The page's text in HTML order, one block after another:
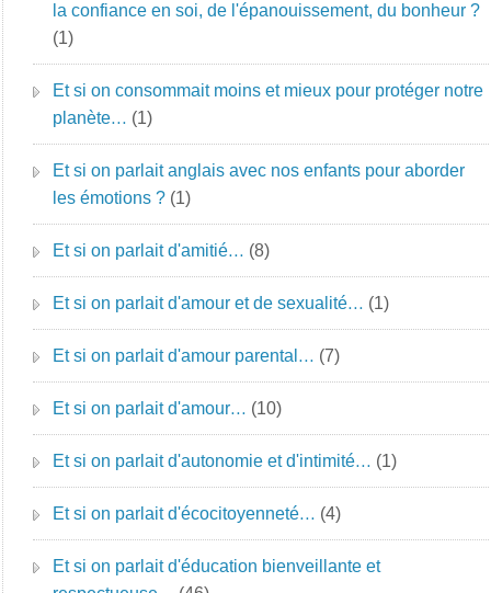
la confiance en soi, de l'épanouissement, du bonheur ?
(1)
Et si on consommait moins et mieux pour protéger notre
planète… (1)
Et si on parlait anglais avec nos enfants pour aborder
les émotions ? (1)
Et si on parlait d'amitié… (8)
Et si on parlait d'amour et de sexualité… (1)
Et si on parlait d'amour parental… (7)
Et si on parlait d'amour… (10)
Et si on parlait d'autonomie et d'intimité… (1)
Et si on parlait d'écocitoyenneté… (4)
Et si on parlait d'éducation bienveillante et